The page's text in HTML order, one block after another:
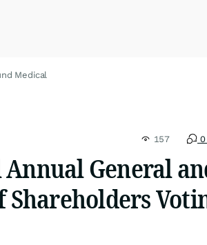
Medical
157 0
General
Shareholders